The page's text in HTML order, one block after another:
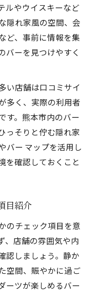
ルやウイスキーなど
隠れ家風の空間、会
ど、事前に情報を集
バーを見つけやすく
い店舗は口コミサイ
多く、実際の利用者
す。熊本市内のバー
っそりと佇む隠れ家
バー マップを活用し
を確認しておくこと
目紹介
のチェック項目を意
、店舗の雰囲気や内
認しましょう。静か
空間、賑やかに過ご
ーツが楽しめるバー